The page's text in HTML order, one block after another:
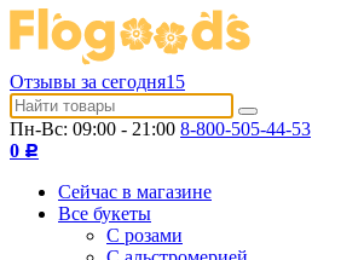
Отзывы за сегодня15
Пн-Вс: 09:00 - 21:00 8-800-505-44-53
0 Р
Сейчас в магазине
Все букеты
C розами